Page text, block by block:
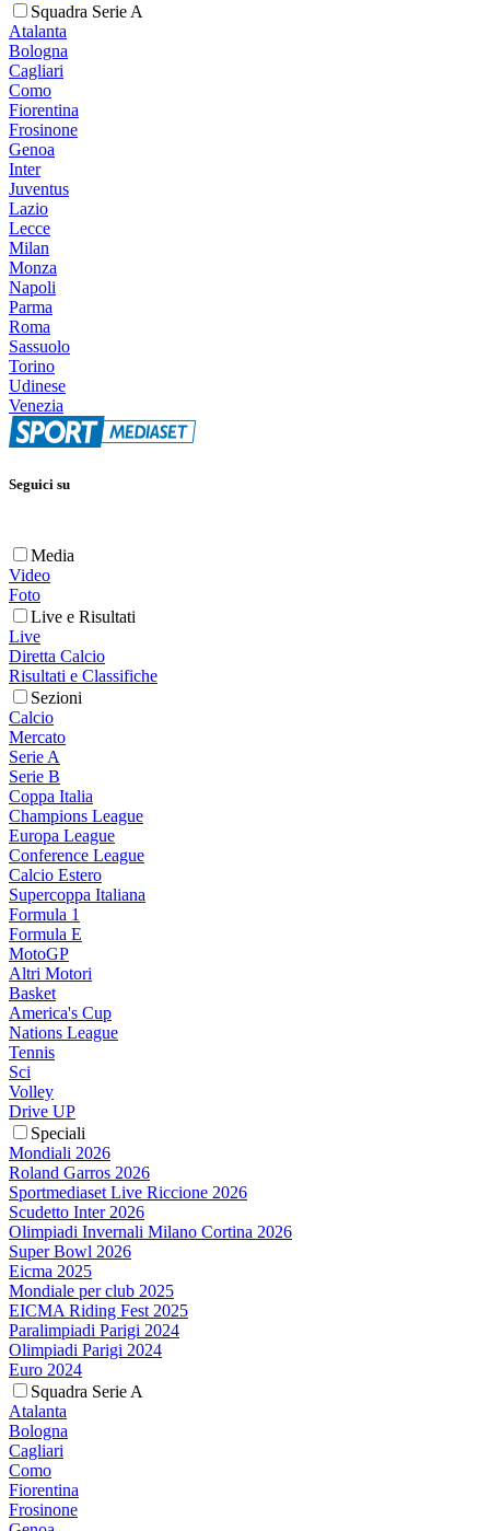
Squadra Serie A
Atalanta
Bologna
Cagliari
Como
Fiorentina
Frosinone
Genoa
Inter
Juventus
Lazio
Lecce
Milan
Monza
Napoli
Parma
Roma
Sassuolo
Torino
Udinese
Venezia
Seguici su
Media
Video
Foto
Live e Risultati
Live
Diretta Calcio
Risultati e Classifiche
Sezioni
Calcio
Mercato
Serie A
Serie B
Coppa Italia
Champions League
Europa League
Conference League
Calcio Estero
Supercoppa Italiana
Formula 1
Formula E
MotoGP
Altri Motori
Basket
America's Cup
Nations League
Tennis
Sci
Volley
Drive UP
Speciali
Mondiali 2026
Roland Garros 2026
Sportmediaset Live Riccione 2026
Scudetto Inter 2026
Olimpiadi Invernali Milano Cortina 2026
Super Bowl 2026
Eicma 2025
Mondiale per club 2025
EICMA Riding Fest 2025
Paralimpiadi Parigi 2024
Olimpiadi Parigi 2024
Euro 2024
Squadra Serie A
Atalanta
Bologna
Cagliari
Como
Fiorentina
Frosinone